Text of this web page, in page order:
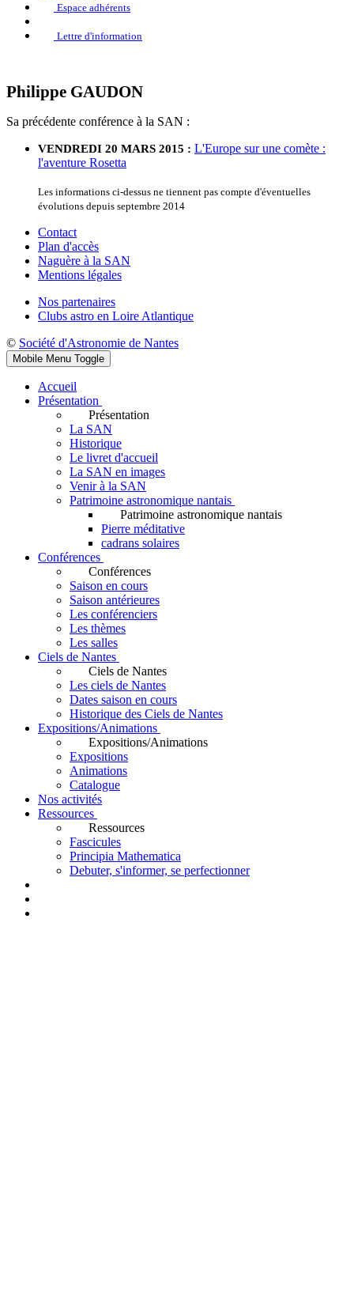
Espace adhérents
Lettre d'information
Philippe GAUDON
Sa précédente conférence à la SAN :
VENDREDI 20 MARS 2015 : L'Europe sur une comète :
l'aventure Rosetta
Les informations ci-dessus ne tiennent pas compte d'éventuelles
évolutions depuis septembre 2014
Contact
Plan d'accès
Naguère à la SAN
Mentions légales
Nos partenaires
Clubs astro en Loire Atlantique
© Société d'Astronomie de Nantes
Mobile Menu Toggle
Accueil
Présentation
Présentation
La SAN
Historique
Le livret d'accueil
La SAN en images
Venir à la SAN
Patrimoine astronomique nantais
Patrimoine astronomique nantais
Pierre méditative
cadrans solaires
Conférences
Conférences
Saison en cours
Saison antérieures
Les conférenciers
Les thèmes
Les salles
Ciels de Nantes
Ciels de Nantes
Les ciels de Nantes
Dates saison en cours
Historique des Ciels de Nantes
Expositions/Animations
Expositions/Animations
Expositions
Animations
Catalogue
Nos activités
Ressources
Ressources
Fascicules
Principia Mathematica
Debuter, s'informer, se perfectionner